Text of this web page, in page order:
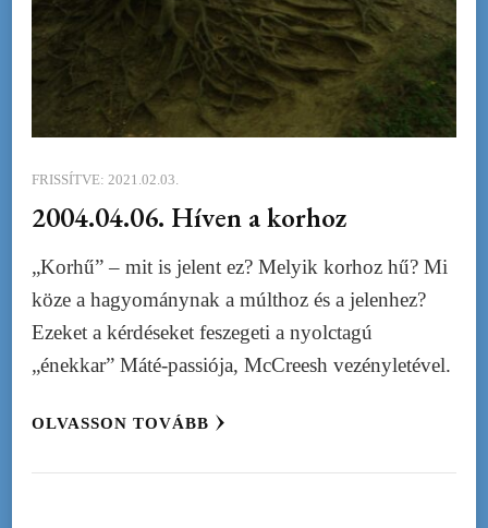
FRISSÍTVE: 2021.02.03.
2004.04.06. Híven a korhoz
„Korhű” – mit is jelent ez? Melyik korhoz hű? Mi
köze a hagyománynak a múlthoz és a jelenhez?
Ezeket a kérdéseket feszegeti a nyolctagú
„énekkar” Máté-passiója, McCreesh vezényletével.
OLVASSON TOVÁBB